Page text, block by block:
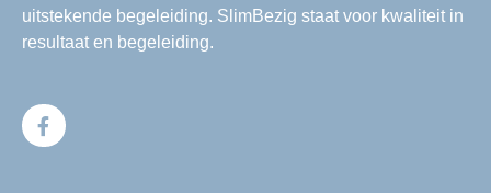
uitstekende begeleiding. SlimBezig staat voor kwaliteit in
resultaat en begeleiding.